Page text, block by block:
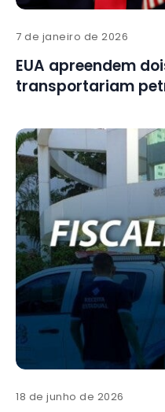
7 de janeiro de 2026
EUA apreendem
transportariam
18 de junho de 2026